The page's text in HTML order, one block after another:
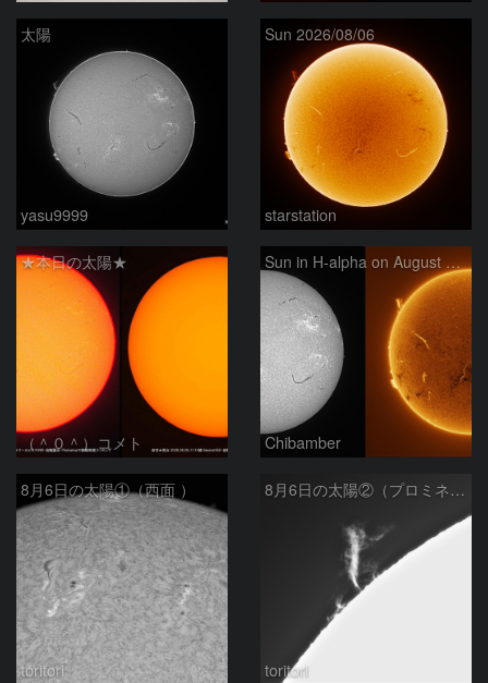
太陽
yasu9999
Sun 2026/08/06
starstation
★本日の太陽★
（＾０＾）コメト
Sun in H-alpha on August 6, 2026
Chibamber
8月6日の太陽①（西面 ）
toritori
8月6日の太陽②（プロミネン北東縁 ）
toritori